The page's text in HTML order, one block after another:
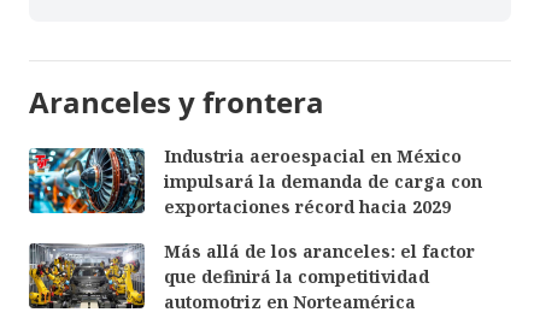
Aranceles y frontera
Industria aeroespacial en México
impulsará la demanda de carga con
exportaciones récord hacia 2029
Más allá de los aranceles: el factor
que definirá la competitividad
automotriz en Norteamérica